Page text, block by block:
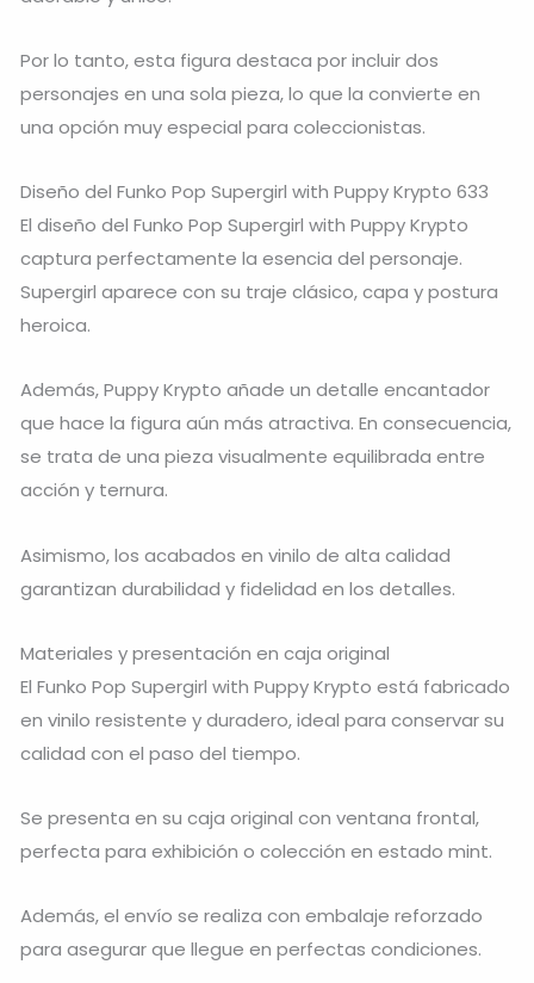
Por lo tanto, esta figura destaca por incluir dos
personajes en una sola pieza, lo que la convierte en
una opción muy especial para coleccionistas.
Diseño del Funko Pop Supergirl with Puppy Krypto 633
El diseño del Funko Pop Supergirl with Puppy Krypto
captura perfectamente la esencia del personaje.
Supergirl aparece con su traje clásico, capa y postura
heroica.
Además, Puppy Krypto añade un detalle encantador
que hace la figura aún más atractiva. En consecuencia,
se trata de una pieza visualmente equilibrada entre
acción y ternura.
Asimismo, los acabados en vinilo de alta calidad
garantizan durabilidad y fidelidad en los detalles.
Materiales y presentación en caja original
El Funko Pop Supergirl with Puppy Krypto está fabricado
en vinilo resistente y duradero, ideal para conservar su
calidad con el paso del tiempo.
Se presenta en su caja original con ventana frontal,
perfecta para exhibición o colección en estado mint.
Además, el envío se realiza con embalaje reforzado
para asegurar que llegue en perfectas condiciones.